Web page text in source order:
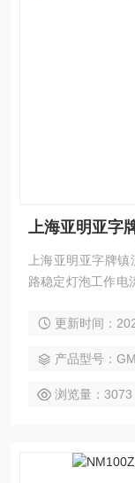
上海亚明亚字
上海亚明亚字牌
路稳定灯泡工作电
更新时间：
产品型号：
浏览量：3073